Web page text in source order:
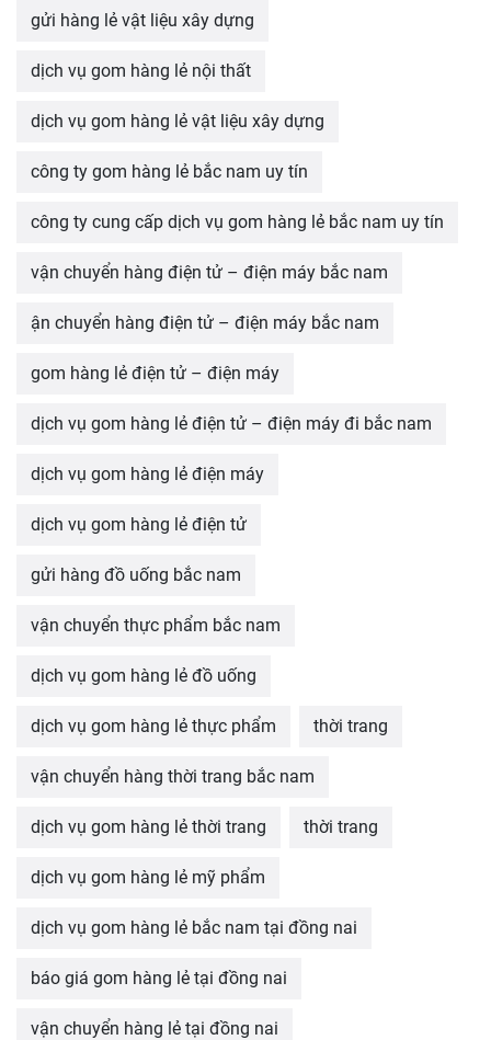
gửi hàng lẻ vật liệu xây dựng
dịch vụ gom hàng lẻ nội thất
dịch vụ gom hàng lẻ vật liệu xây dựng
công ty gom hàng lẻ bắc nam uy tín
công ty cung cấp dịch vụ gom hàng lẻ bắc nam uy tín
vận chuyển hàng điện tử – điện máy bắc nam
ận chuyển hàng điện tử – điện máy bắc nam
gom hàng lẻ điện tử – điện máy
dịch vụ gom hàng lẻ điện tử – điện máy đi bắc nam
dịch vụ gom hàng lẻ điện máy
dịch vụ gom hàng lẻ điện tử
gửi hàng đồ uống bắc nam
vận chuyển thực phẩm bắc nam
dịch vụ gom hàng lẻ đồ uống
dịch vụ gom hàng lẻ thực phẩm thời trang
vận chuyển hàng thời trang bắc nam
dịch vụ gom hàng lẻ thời trang thời trang
dịch vụ gom hàng lẻ mỹ phẩm
dịch vụ gom hàng lẻ bắc nam tại đồng nai
báo giá gom hàng lẻ tại đồng nai
vận chuyển hàng lẻ tại đồng nai